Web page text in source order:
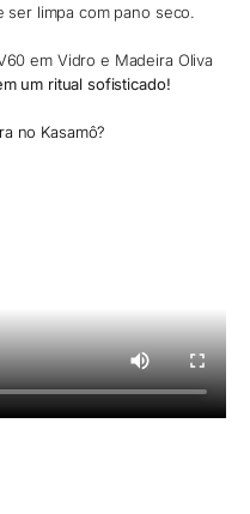
ser limpa com pano seco.
em Vidro e Madeira Oliva
um ritual sofisticado!
no Kasamô?